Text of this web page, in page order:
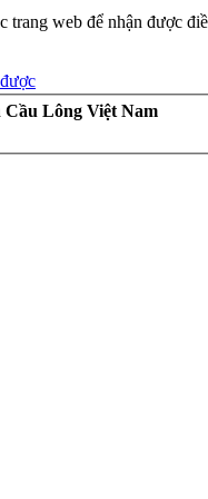
trang web để nhận được
Lông Việt Nam